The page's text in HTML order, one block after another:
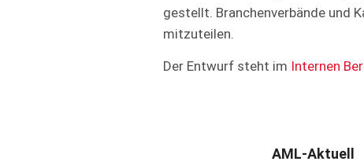
gestellt. Branchenverbände und
mitzuteilen.
Der Entwurf steht im Internen
AML-Aktuell